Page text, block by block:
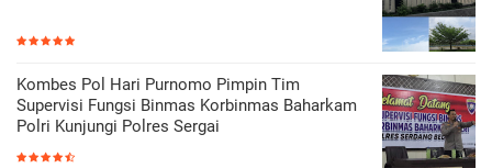
Kombes Pol Hari Purnomo Pimpin Tim
Supervisi Fungsi Binmas Korbinmas Baharkam
Polri Kunjungi Polres Sergai